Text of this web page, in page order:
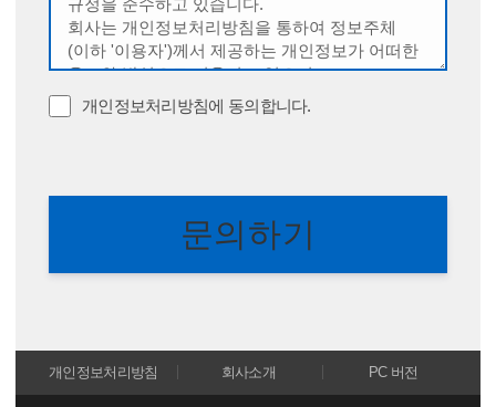
개인정보처리방침에 동의합니다.
개인정보처리방침 회사소개 PC 버전